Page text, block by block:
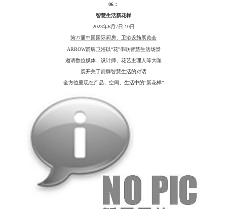
06：
智慧生活新花样
2023年6月7日-10日
第27届中国国际厨房、卫浴设施展览会
ARROW箭牌卫浴以“花”串联智慧生活场景
邀请数位媒体、设计师、花艺主理人等大咖
展开关于箭牌智慧生活的对话
全方位呈现在产品、空间、生活中的“新花样”